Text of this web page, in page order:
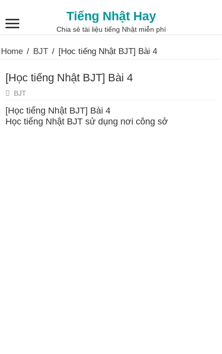
Tiếng Nhật Hay
Chia sẻ tài liệu tiếng Nhật miễn phí
Home / BJT / [Học tiếng Nhật BJT] Bài 4
[Học tiếng Nhật BJT] Bài 4
BJT
[Học tiếng Nhật BJT] Bài 4
Học tiếng Nhật BJT sử dụng nơi công sở